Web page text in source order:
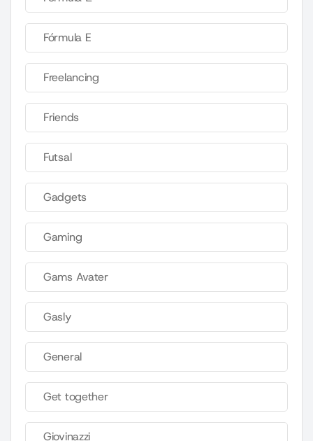
Fórmula E
Freelancing
Friends
Futsal
Gadgets
Gaming
Gams Avater
Gasly
General
Get together
Giovinazzi